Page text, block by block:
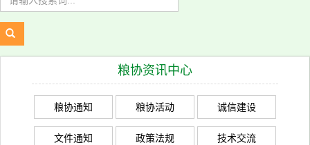
粮协资讯中心
粮协通知 粮协活动 诚信建设
文件通知 政策法规 技术交流